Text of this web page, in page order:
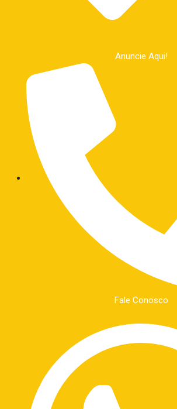
Anuncie Aqui!
Fale Conosco